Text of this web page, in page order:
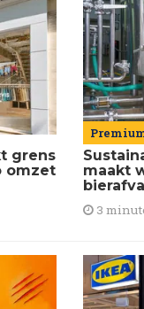
grens
omzet
maakt
3